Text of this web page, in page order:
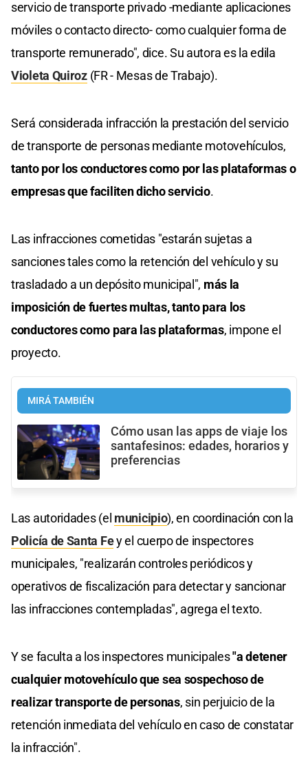
servicio de transporte privado -mediante aplicaciones
móviles o contacto directo- como cualquier forma de
transporte remunerado", dice. Su autora es la edila
Violeta Quiroz(FR - Mesas de Trabajo).
Será considerada infracción la prestación del servicio
de transporte de personas mediante motovehículos,
tanto por los conductores como por las plataformas o
empresas que faciliten dicho servicio.
Las infracciones cometidas "estarán sujetas a
sanciones tales como la retención del vehículo y su
trasladado a un depósito municipal", más la
imposición de fuertes multas, tanto para los
conductores como para las plataformas, impone el
proyecto.
MIRÁ TAMBIÉN
Cómo usan las apps de viaje los
santafesinos: edades, horarios y
preferencias
Las autoridades (el municipio), en coordinación con la
Policía de Santa Fey el cuerpo de inspectores
municipales, "realizarán controles periódicos y
operativos de fiscalización para detectar y sancionar
las infracciones contempladas", agrega el texto.
Y se faculta a los inspectores municipales"a detener
cualquier motovehículo que sea sospechoso de
realizar transporte de personas, sin perjuicio de la
retención inmediata del vehículo en caso de constatar
la infracción".